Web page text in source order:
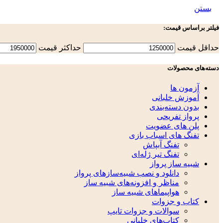
بستن
فیلتر براساس قیمت:
حداقل قیمت حداكثر قيمت
دسته‌های محصولات
آزمون ها
آموزش خلبانی
بدون دسته‌بندی
پرواز تفریحی
پلن های عضویت
تفنگ های اسباب بازی
تفنگ آبپاش
تفنگ تیر ژله‌ای
شبیه ساز پرواز
دانلود و نصب شبیه‌سازهای پرواز
مناظر و افزونه‌های شبیه ساز
هواپیماهای شبیه ساز
کتاب و جزوات
سوالات و جزوات تایپ
کتاب‌های خلبانی